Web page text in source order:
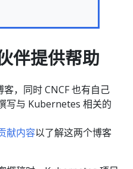
伴提供帮助
，同时 CNCF 也有自己
写与 Kubernetes 相关的
献内容以了解这两个博客